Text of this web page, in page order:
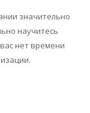
значительно
научитесь
нет времени